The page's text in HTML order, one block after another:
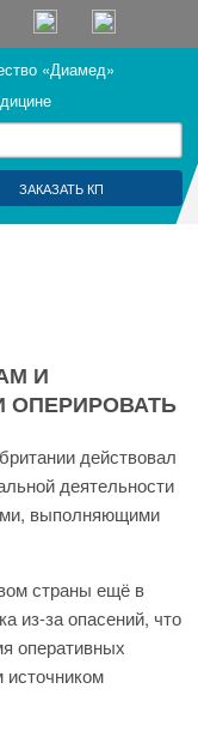
«Диамед»
ЗАКАЗАТЬ КП
И
ОПЕРИРОВАТЬ
действовал
деятельности
выполняющими
страны ещё в
из-за опасений, что
оперативных